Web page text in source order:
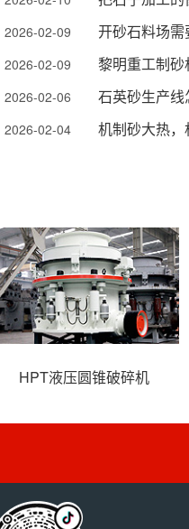
2026-02-09
2026-02-09
2026-02-06
2026-02-04
开砂石料场需
黎明重工制砂
石英砂生产线
机制砂大热
HPT液压圆锥破碎机